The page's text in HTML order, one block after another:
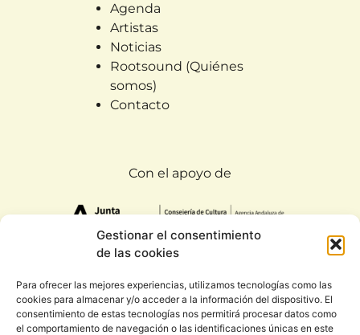
Gestionar el consentimiento
de las cookies
Para ofrecer las mejores experiencias, utilizamos tecnologías como las
cookies para almacenar y/o acceder a la información del dispositivo. El
consentimiento de estas tecnologías nos permitirá procesar datos como
el comportamiento de navegación o las identificaciones únicas en este
Agenda
Artistas
Noticias
Rootsound (Quiénes
somos)
Contacto
Con el apoyo de
Todos los derechos reservados. Rootsound 2020
|Condiciones generales y política de privacidad